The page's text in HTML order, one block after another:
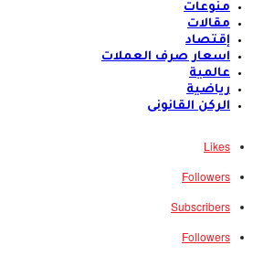
منوعات
مقالات
إقتصاد
اسعار صرف العملات
عالمية
رياضية
الركن القانونى
Likes
Followers
Subscribers
Followers